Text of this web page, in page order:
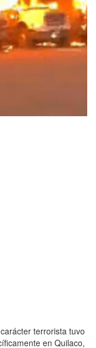
terrorista tuvo
en Quilaco,